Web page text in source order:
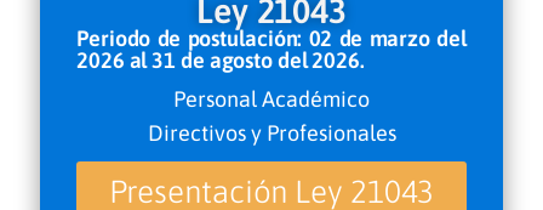
Ley 21043
Periodo de postulación: 02 de marzo del
2026 al 31 de agosto del 2026.
Personal Académico
Directivos y Profesionales
Presentación Ley 21043